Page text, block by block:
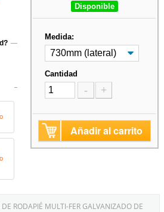
Disponible
Medida:
Cantidad
- +
Añadir al carrito
RODAPIÉ MULTI-FER GALVANIZADO DE